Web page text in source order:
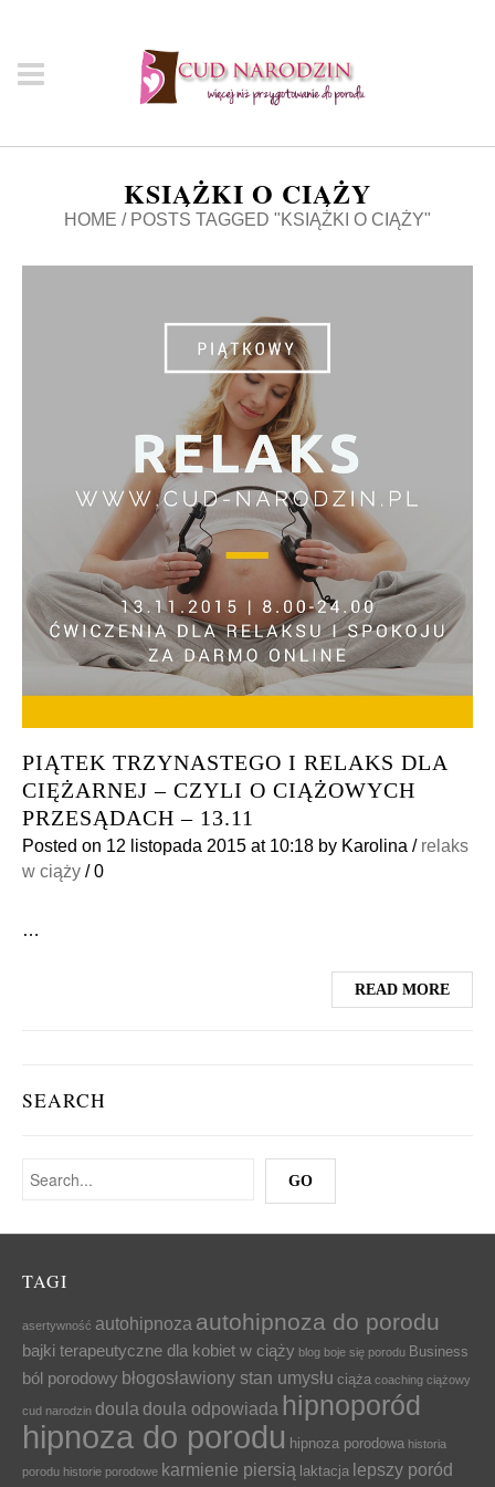
KSIĄŻKI O CIĄŻY
HOME / POSTS TAGGED "KSIĄŻKI O CIĄŻY"
PIĄTEK TRZYNASTEGO I RELAKS DLA
CIĘŻARNEJ – CZYLI O CIĄŻOWYCH
PRZESĄDACH – 13.11
Posted on 12 listopada 2015 at 10:18 by Karolina / relaks
w ciąży / 0
…
READ MORE
SEARCH
TAGI
asertywność autohipnoza autohipnoza do porodu
bajki terapeutyczne dla kobiet w ciąży blog boje się porodu Business
ból porodowy błogosławiony stan umysłu ciąża coaching ciążowy
cud narodzin doula doula odpowiada hipnoporód
hipnoza do porodu hipnoza porodowa historia
porodu historie porodowe karmienie piersią laktacja lepszy poród